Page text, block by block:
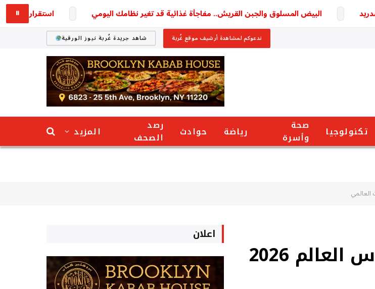
البيض المسلوق والجبن القريش.. مفاجأة غذائية قد تغير نظامك اليومي استقرار أسعار الأسمنت اليوم الخميس 6
⏸
ندعوكم لمشاهدة أرشيف موقع غُربة شاهد جريدة غُربة نيوز الورقية
تكنولوجيا
صحة
وأسرة
رياضة حوادث
رصد
الصحف
المزيد
القنوات الناقلة لحفل افتتاح كأس العالم 2026
اعلان